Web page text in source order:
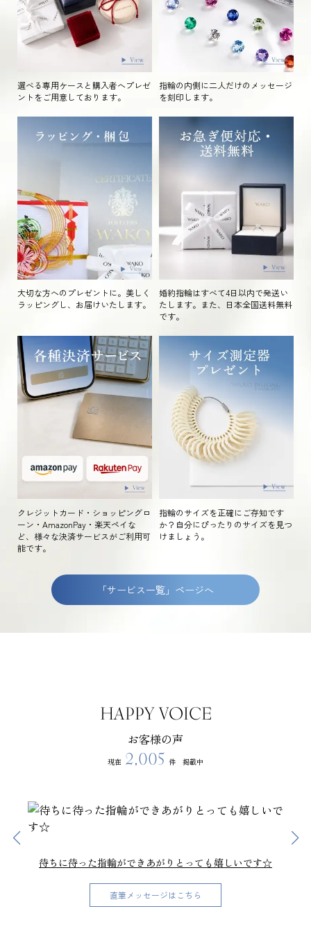
選べる専用ケースと購入者へプレゼ
ントをご用意しております。
指輪の内側に二人だけのメッセージ
を刻印します。
大切な方へのプレゼントに。美しく
ラッピングし、お届けいたします。
婚約指輪はすべて4日以内で発送い
たします。また、日本全国送料無料
です。
クレジットカード・ショッピングロ
ーン・AmazonPay・楽天ペイな
ど、様々な決済サービスがご利用可
能です。
指輪のサイズを正確にご存知です
か？自分にぴったりのサイズを見つ
けましょう。
「サービス一覧」ページへ
HAPPY VOICE
お客様の声
現在 2,005 件 掲載中
待ちに待った指輪ができあがりとっても嬉しいです☆
直筆メッセージはこちら